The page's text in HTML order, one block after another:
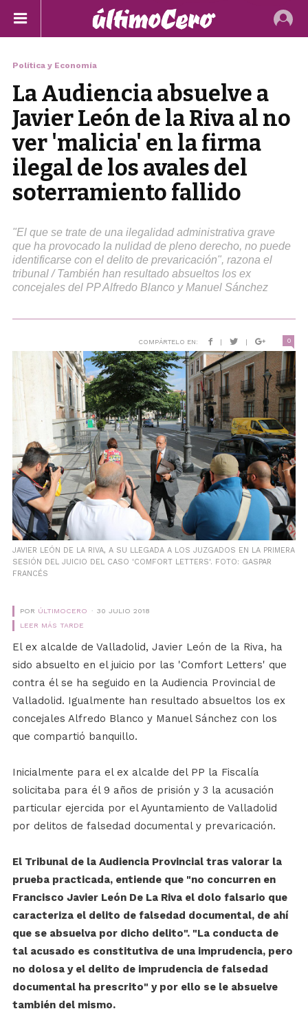
Política y Economía
La Audiencia absuelve a
Javier León de la Riva al no
ver 'malicia' en la firma
ilegal de los avales del
soterramiento fallido
"El que se trate de una ilegalidad administrativa grave
que ha provocado la nulidad de pleno derecho, no puede
identificarse con el delito de prevaricación", razona el
tribunal / También han resultado absueltos los ex
concejales del PP Alfredo Blanco y Manuel Sánchez
COMPÁRTELO EN: | | 0
JAVIER LEÓN DE LA RIVA, A SU LLEGADA A LOS JUZGADOS EN LA PRIMERA
SESIÓN DEL JUICIO DEL CASO 'COMFORT LETTERS'. FOTO: GASPAR
FRANCÉS
POR ÚLTIMOCERO
30 JULIO 2018
LEER MÁS TARDE
El ex alcalde de Valladolid, Javier León de la Riva, ha
sido absuelto en el juicio por las 'Comfort Letters' que
contra él se ha seguido en la Audiencia Provincial de
Valladolid. Igualmente han resultado absueltos los ex
concejales Alfredo Blanco y Manuel Sánchez con los
que compartió banquillo.
Inicialmente para el ex alcalde del PP la Fiscalía
solicitaba para él 9 años de prisión y 3 la acusación
particular ejercida por el Ayuntamiento de Valladolid
por delitos de falsedad documental y prevaricación.
El Tribunal de la Audiencia Provincial tras valorar la
prueba practicada, entiende que "no concurren en
Francisco Javier León De La Riva el dolo falsario que
caracteriza el delito de falsedad documental, de ahí
que se absuelva por dicho delito". "La conducta de
tal acusado es constitutiva de una imprudencia, pero
no dolosa y el delito de imprudencia de falsedad
documental ha prescrito" y por ello se le absuelve
también del mismo.